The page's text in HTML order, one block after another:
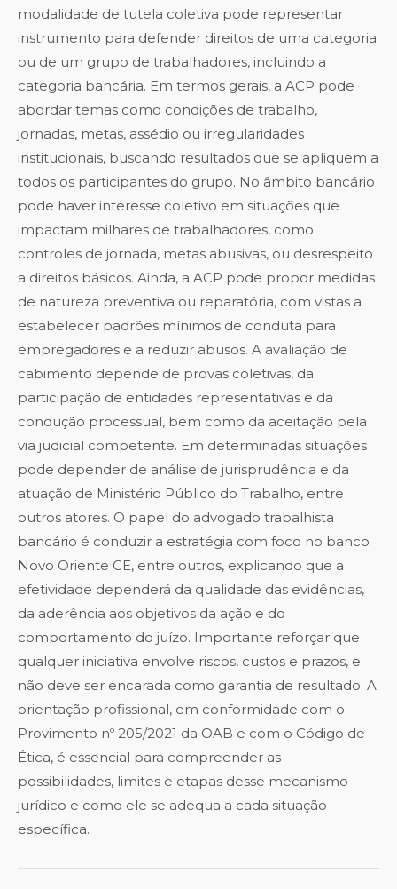
modalidade de tutela coletiva pode representar
instrumento para defender direitos de uma categoria
ou de um grupo de trabalhadores, incluindo a
categoria bancária. Em termos gerais, a ACP pode
abordar temas como condições de trabalho,
jornadas, metas, assédio ou irregularidades
institucionais, buscando resultados que se apliquem a
todos os participantes do grupo. No âmbito bancário
pode haver interesse coletivo em situações que
impactam milhares de trabalhadores, como
controles de jornada, metas abusivas, ou desrespeito
a direitos básicos. Ainda, a ACP pode propor medidas
de natureza preventiva ou reparatória, com vistas a
estabelecer padrões mínimos de conduta para
empregadores e a reduzir abusos. A avaliação de
cabimento depende de provas coletivas, da
participação de entidades representativas e da
condução processual, bem como da aceitação pela
via judicial competente. Em determinadas situações
pode depender de análise de jurisprudência e da
atuação de Ministério Público do Trabalho, entre
outros atores. O papel do advogado trabalhista
bancário é conduzir a estratégia com foco no banco
Novo Oriente CE, entre outros, explicando que a
efetividade dependerá da qualidade das evidências,
da aderência aos objetivos da ação e do
comportamento do juízo. Importante reforçar que
qualquer iniciativa envolve riscos, custos e prazos, e
não deve ser encarada como garantia de resultado. A
orientação profissional, em conformidade com o
Provimento nº 205/2021 da OAB e com o Código de
Ética, é essencial para compreender as
possibilidades, limites e etapas desse mecanismo
jurídico e como ele se adequa a cada situação
específica.